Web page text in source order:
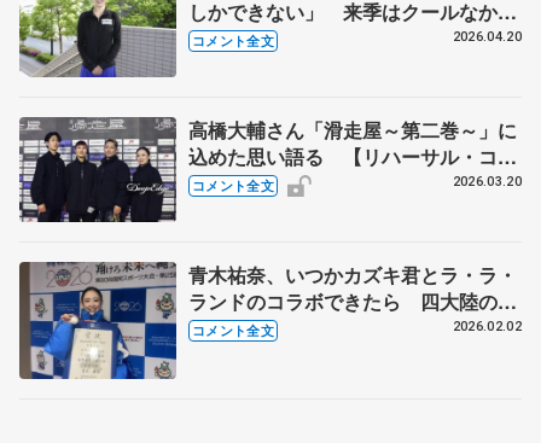
しかできない」 来季はクールなかっ
こいい感じの曲に挑戦してみたい リ
コメント全文 2026.04.20
高橋大輔さん「滑走屋～第二巻～」に
込めた思い語る 【リハーサル・コメ
ント全文】
コメント全文 2026.03.20
青木祐奈、いつかカズキ君とラ・ラ・
ランドのコラボできたら 四大陸のタ
イトルが重圧に「坂本花織ちゃんは本
コメント全文 2026.02.02